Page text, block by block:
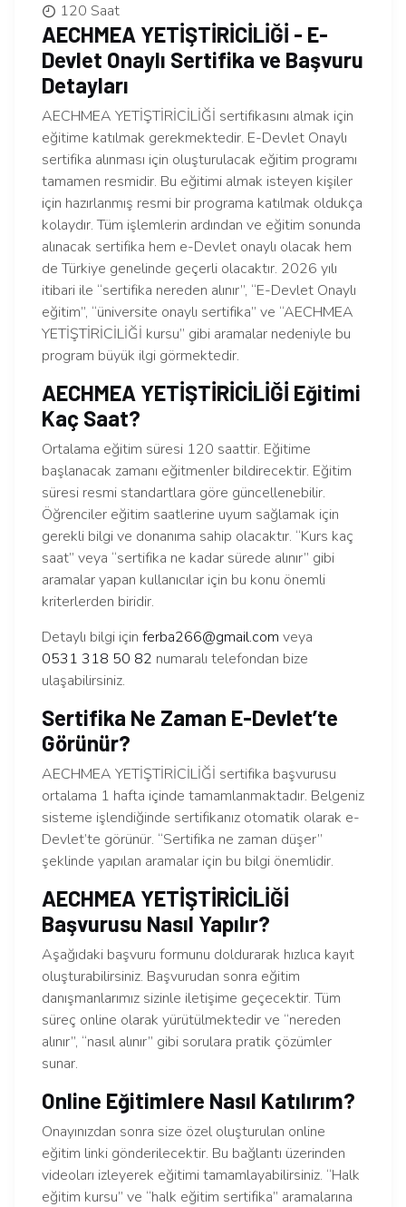
120 Saat
AECHMEA YETİŞTİRİCİLİĞİ - E-
Devlet Onaylı Sertifika ve Başvuru
Detayları
AECHMEA YETİŞTİRİCİLİĞİ sertifikasını almak için
eğitime katılmak gerekmektedir. E-Devlet Onaylı
sertifika alınması için oluşturulacak eğitim programı
tamamen resmidir. Bu eğitimi almak isteyen kişiler
için hazırlanmış resmi bir programa katılmak oldukça
kolaydır. Tüm işlemlerin ardından ve eğitim sonunda
alınacak sertifika hem e-Devlet onaylı olacak hem
de Türkiye genelinde geçerli olacaktır. 2026 yılı
itibari ile “sertifika nereden alınır”, “E-Devlet Onaylı
eğitim”, “üniversite onaylı sertifika” ve “AECHMEA
YETİŞTİRİCİLİĞİ kursu” gibi aramalar nedeniyle bu
program büyük ilgi görmektedir.
AECHMEA YETİŞTİRİCİLİĞİ Eğitimi
Kaç Saat?
Ortalama eğitim süresi 120 saattir. Eğitime
başlanacak zamanı eğitmenler bildirecektir. Eğitim
süresi resmi standartlara göre güncellenebilir.
Öğrenciler eğitim saatlerine uyum sağlamak için
gerekli bilgi ve donanıma sahip olacaktır. “Kurs kaç
saat” veya “sertifika ne kadar sürede alınır” gibi
aramalar yapan kullanıcılar için bu konu önemli
kriterlerden biridir.
Detaylı bilgi için ferba266@gmail.com veya
0531 318 50 82 numaralı telefondan bize
ulaşabilirsiniz.
Sertifika Ne Zaman E-Devlet’te
Görünür?
AECHMEA YETİŞTİRİCİLİĞİ sertifika başvurusu
ortalama 1 hafta içinde tamamlanmaktadır. Belgeniz
sisteme işlendiğinde sertifikanız otomatik olarak e-
Devlet’te görünür. “Sertifika ne zaman düşer”
şeklinde yapılan aramalar için bu bilgi önemlidir.
AECHMEA YETİŞTİRİCİLİĞİ
Başvurusu Nasıl Yapılır?
Aşağıdaki başvuru formunu doldurarak hızlıca kayıt
oluşturabilirsiniz. Başvurudan sonra eğitim
danışmanlarımız sizinle iletişime geçecektir. Tüm
süreç online olarak yürütülmektedir ve “nereden
alınır”, “nasıl alınır” gibi sorulara pratik çözümler
sunar.
Online Eğitimlere Nasıl Katılırım?
Onayınızdan sonra size özel oluşturulan online
eğitim linki gönderilecektir. Bu bağlantı üzerinden
videoları izleyerek eğitimi tamamlayabilirsiniz. “Halk
eğitim kursu” ve “halk eğitim sertifika” aramalarına